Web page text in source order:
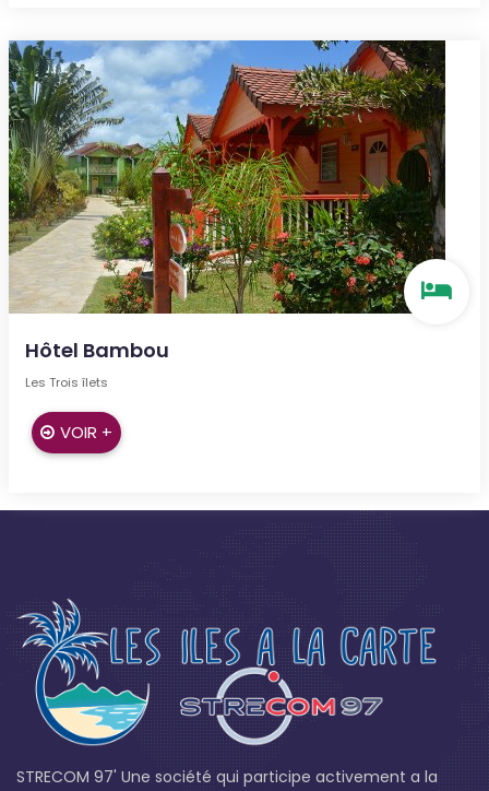
Hôtel Bambou
Les Trois îlets
VOIR +
STRECOM 97' Une société qui participe activement a la